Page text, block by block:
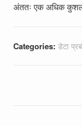
अंततः एक अधिक कुशल
Categories:डेटा